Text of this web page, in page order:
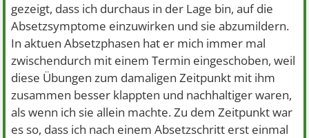
gezeigt, dass ich durchaus in der Lage bin, auf die
Absetzsymptome einzuwirken und sie abzumildern.
In aktuen Absetzphasen hat er mich immer mal
zwischendurch mit einem Termin eingeschoben, weil
diese Übungen zum damaligen Zeitpunkt mit ihm
zusammen besser klappten und nachhaltiger waren,
als wenn ich sie allein machte. Zu dem Zeitpunkt war
es so, dass ich nach einem Absetzschritt erst einmal